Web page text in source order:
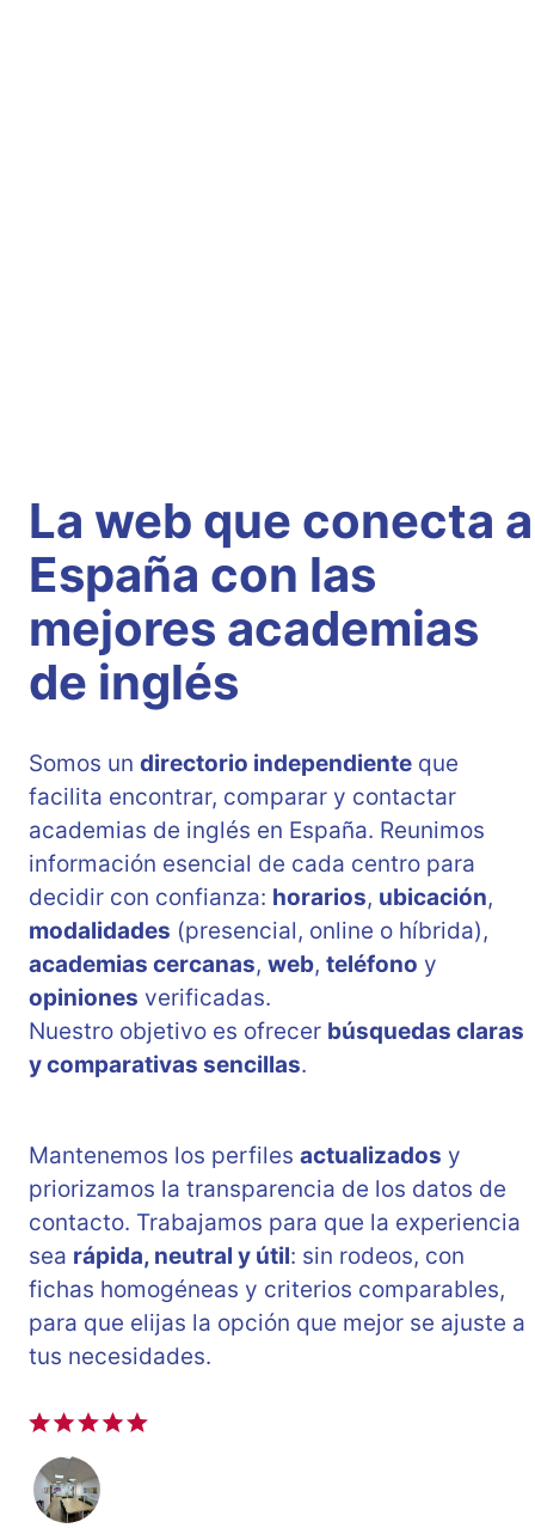
La web que conecta a
España con las
mejores academias
de inglés
Somos un directorio independiente que
facilita encontrar, comparar y contactar
academias de inglés en España. Reunimos
información esencial de cada centro para
decidir con confianza: horarios, ubicación,
modalidades (presencial, online o híbrida),
academias cercanas, web, teléfono y
opiniones verificadas.
Nuestro objetivo es ofrecer búsquedas claras
y comparativas sencillas.
Mantenemos los perfiles actualizados y
priorizamos la transparencia de los datos de
contacto. Trabajamos para que la experiencia
sea rápida, neutral y útil: sin rodeos, con
fichas homogéneas y criterios comparables,
para que elijas la opción que mejor se ajuste a
tus necesidades.